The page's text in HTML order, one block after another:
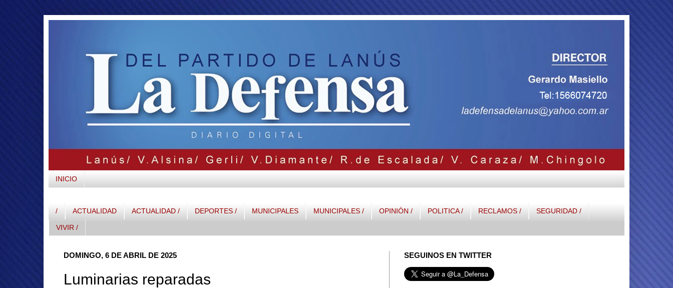
INICIO
/ ACTUALIDAD ACTUALIDAD / DEPORTES / MUNICIPALES MUNICIPALES / OPINIÓN / POLITICA / RECLAMOS / SEGURIDAD /
VIVIR /
DOMINGO, 6 DE ABRIL DE 2025
Luminarias reparadas
SEGUINOS EN TWITTER